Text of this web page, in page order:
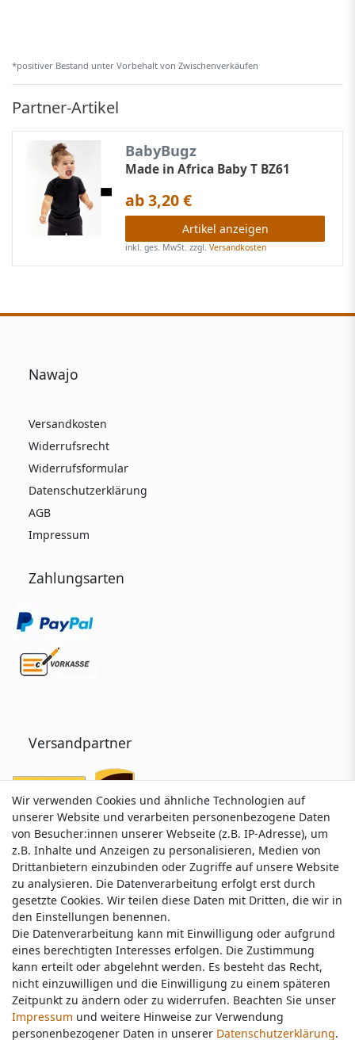
*positiver Bestand unter Vorbehalt von Zwischenverkäufen
Partner-Artikel
BabyBugz
Made in Africa Baby T BZ61
ab 3,20 €
Artikel anzeigen
inkl. ges. MwSt. zzgl.Versandkosten
Nawajo
Versandkosten
Widerrufsrecht
Widerrufsformular
Datenschutzerklärung
AGB
Impressum
Zahlungsarten
Versandpartner
Service & Kontakt
Wünschen Sie einen Rückruf?
service@nawajo.de
Schreiben Sie uns:
Wir verwenden Cookies und ähnliche Technologien auf
unserer Website und verarbeiten personenbezogene Daten
von Besucher:innen unserer Webseite (z.B. IP-Adresse), um
z.B. Inhalte und Anzeigen zu personalisieren, Medien von
Drittanbietern einzubinden oder Zugriffe auf unsere Website
zu analysieren. Die Datenverarbeitung erfolgt erst durch
gesetzte Cookies. Wir teilen diese Daten mit Dritten, die wir in
den Einstellungen benennen.
Die Datenverarbeitung kann mit Einwilligung oder aufgrund
eines berechtigten Interesses erfolgen. Die Zustimmung
kann erteilt oder abgelehnt werden. Es besteht das Recht,
nicht einzuwilligen und die Einwilligung zu einem späteren
Zeitpunkt zu ändern oder zu widerrufen. Beachten Sie unser
Impressum und weitere Hinweise zur Verwendung
personenbezogener Daten in unserer Daten­schutz­erklärung.
Wir verwenden Cookies und ähnliche Technologien auf
unserer Website und verarbeiten personenbezogene Daten
von Besucher:innen unserer Webseite (z.B. IP-Adresse), um
z.B. Inhalte und Anzeigen zu personalisieren, Medien von
Drittanbietern einzubinden oder Zugriffe auf unsere Website
zu analysieren. Die Datenverarbeitung erfolgt erst durch
gesetzte Cookies. Wir teilen diese Daten mit Dritten, die wir in
den Einstellungen benennen.
Die Datenverarbeitung kann mit Einwilligung oder aufgrund
eines berechtigten Interesses erfolgen. Die Zustimmung
kann erteilt oder abgelehnt werden. Es besteht das Recht,
nicht einzuwilligen und die Einwilligung zu einem späteren
Zeitpunkt zu ändern oder zu widerrufen. Beachten Sie unser
Impressum und weitere Hinweise zur Verwendung
personenbezogener Daten in unserer Daten­schutz­erklärung.